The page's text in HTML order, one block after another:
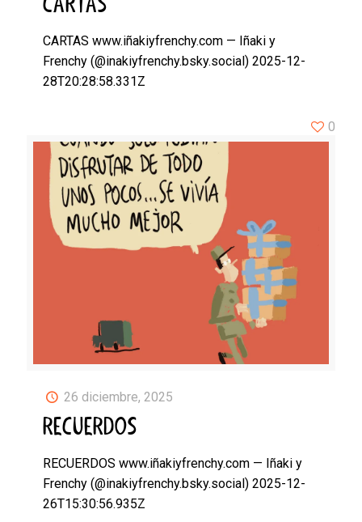
CARTAS www.iñakiyfrenchy.com — Iñaki y
Frenchy (@inakiyfrenchy.bsky.social) 2025-12-
28T20:28:58.331Z
26 diciembre, 2025
RECUERDOS
RECUERDOS www.iñakiyfrenchy.com — Iñaki y
Frenchy (@inakiyfrenchy.bsky.social) 2025-12-
26T15:30:56.935Z
0